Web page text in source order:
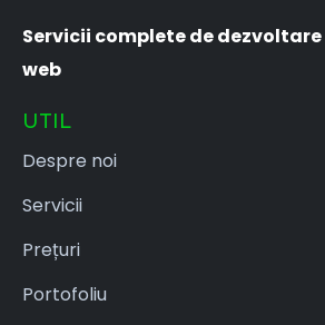
Servicii complete de
web
UTIL
Despre noi
Servicii
Prețuri
Portofoliu